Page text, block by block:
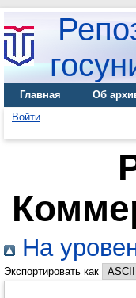
Главная Об
Войти
На
Экспортировать как